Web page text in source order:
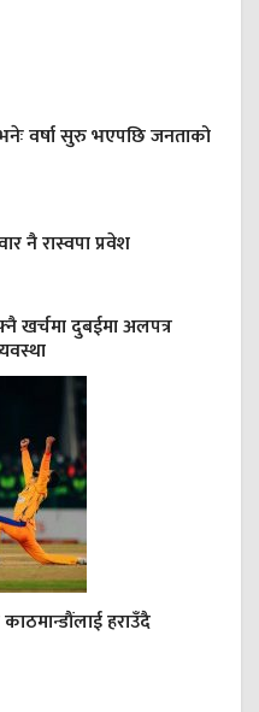
वर्षा सुरु भएपछि जनताको
नै रास्वपा प्रवेश
खर्चमा दुबईमा अलपत्र
हराउँदै